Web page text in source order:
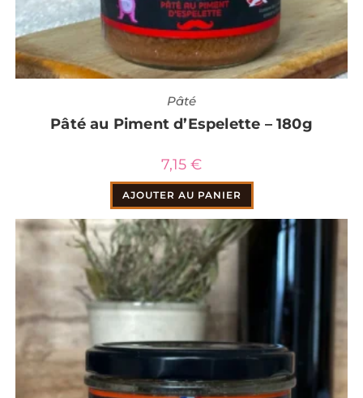
Pâté
Pâté au Piment d’Espelette – 180g
7,15 €
AJOUTER AU PANIER